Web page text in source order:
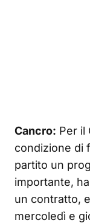
Cancro: Per il
condizione di
partito un
importante,
un contratto,
mercoledì e